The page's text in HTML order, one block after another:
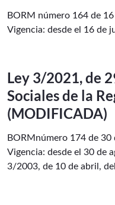
BORM número 164 de
Vigencia: desde el 16 de
Ley 3/2021, de
Sociales de la
(MODIFICADA)
BORMnúmero 174 de
Vigencia: desde el 30 de
3/2003, de 10 de abril,